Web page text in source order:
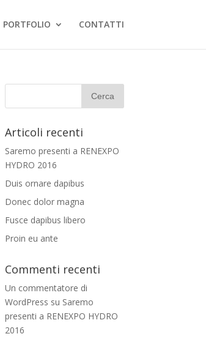
PORTFOLIO CONTATTI
Articoli recenti
Saremo presenti a RENEXPO
HYDRO 2016
Duis ornare dapibus
Donec dolor magna
Fusce dapibus libero
Proin eu ante
Commenti recenti
Un commentatore di
WordPress su Saremo
presenti a RENEXPO HYDRO
2016